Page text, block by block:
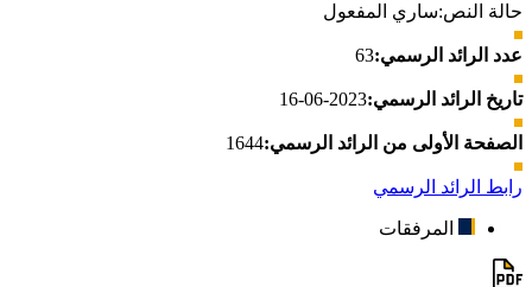
حالة النص:ساري المفعول
عدد الرائد الرسمي:63
تاريخ الرائد الرسمي:2023-06-16
الصفحة الأولى من الرائد الرسمي:1644
رابط الرائد الرسمي
المرفقات